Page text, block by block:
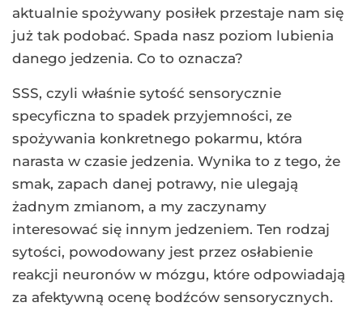
aktualnie spożywany posiłek przestaje nam się
już tak podobać. Spada nasz poziom lubienia
danego jedzenia. Co to oznacza?
SSS, czyli właśnie sytość sensorycznie
specyficzna to spadek przyjemności, ze
spożywania konkretnego pokarmu, która
narasta w czasie jedzenia. Wynika to z tego, że
smak, zapach danej potrawy, nie ulegają
żadnym zmianom, a my zaczynamy
interesować się innym jedzeniem. Ten rodzaj
sytości, powodowany jest przez osłabienie
reakcji neuronów w mózgu, które odpowiadają
za afektywną ocenę bodźców sensorycznych.